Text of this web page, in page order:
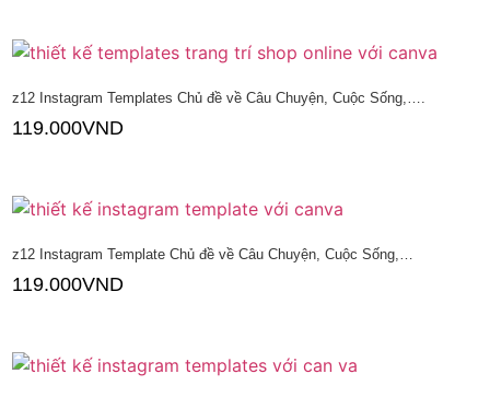
z12 Instagram Templates Chủ đề về Câu Chuyện, Cuộc Sống,….
119.000VND
z12 Instagram Template Chủ đề về Câu Chuyện, Cuộc Sống,…
119.000VND